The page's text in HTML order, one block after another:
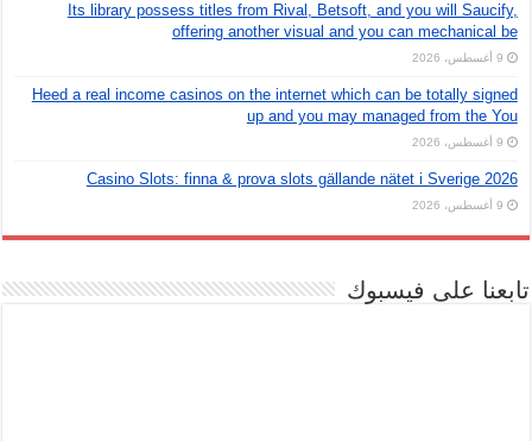
Its library possess titles from Rival, Betsoft, and you will Saucify,
offering another visual and you can mechanical be
9 أغسطس، 2026
Heed a real income casinos on the internet which can be totally signed
up and you may managed from the You
9 أغسطس، 2026
Casino Slots: finna & prova slots gällande nätet i Sverige 2026
9 أغسطس، 2026
تابعنا على فيسبوك